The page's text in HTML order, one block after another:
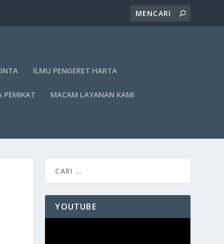
ILMU PENGERET HARTA
PEMIKAT MACAM LAYANAN KAMI
YOUTUBE